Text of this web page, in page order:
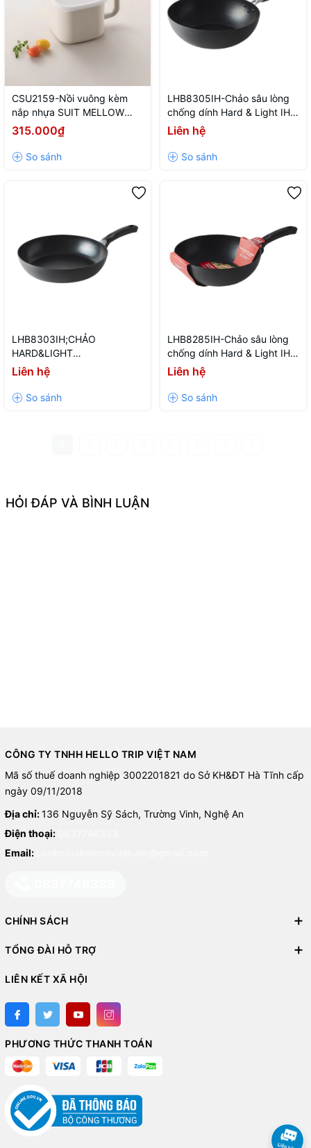
CSU2159-Nồi vuông kèm
nắp nhựa SUIT MELLOW
LocknLock 1.5L- Màu BEG-
CN-6-Iron-Single
315.000₫
LHB8305IH-Chảo sâu lòng
chống dính Hard & Light IH-
30cm-BLK-CN-6-AL-Single-
HARD & LIGHT IH
Liên hệ
LHB8303IH;CHẢO
HARD&LIGHT
IH;BLK;CN;6;AL;Single;HARD
& LIGHT IH
Liên hệ
LHB8285IH-Chảo sâu lòng
chống dính Hard & Light IH-
28cm-BLK-CN-6-AL-Single-
HARD & LIGHT IH
Liên hệ
HỎI ĐÁP VÀ BÌNH LUẬN
CÔNG TY TNHH HELLO TRIP VIỆT NAM
Mã số thuế doanh nghiệp 3002201821 do Sở KH&ĐT Hà Tĩnh cấp
ngày 09/11/2018
Địa chỉ:136 Nguyễn Sỹ Sách, Trường Vinh, Nghệ An
Điện thoại:
Email:
CHÍNH SÁCH
TỔNG ĐÀI HỖ TRỢ
LIÊN KẾT XÃ HỘI
PHƯƠNG THỨC THANH TOÁN